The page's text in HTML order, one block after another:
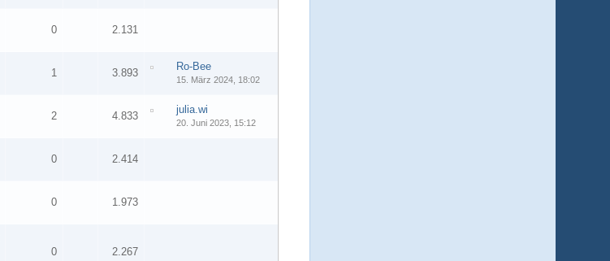
0 2.131
1 3.893
Ro-Bee
15. März 2024, 18:02
2 4.833
julia.wi
20. Juni 2023, 15:12
0 2.414
0 1.973
0 2.267